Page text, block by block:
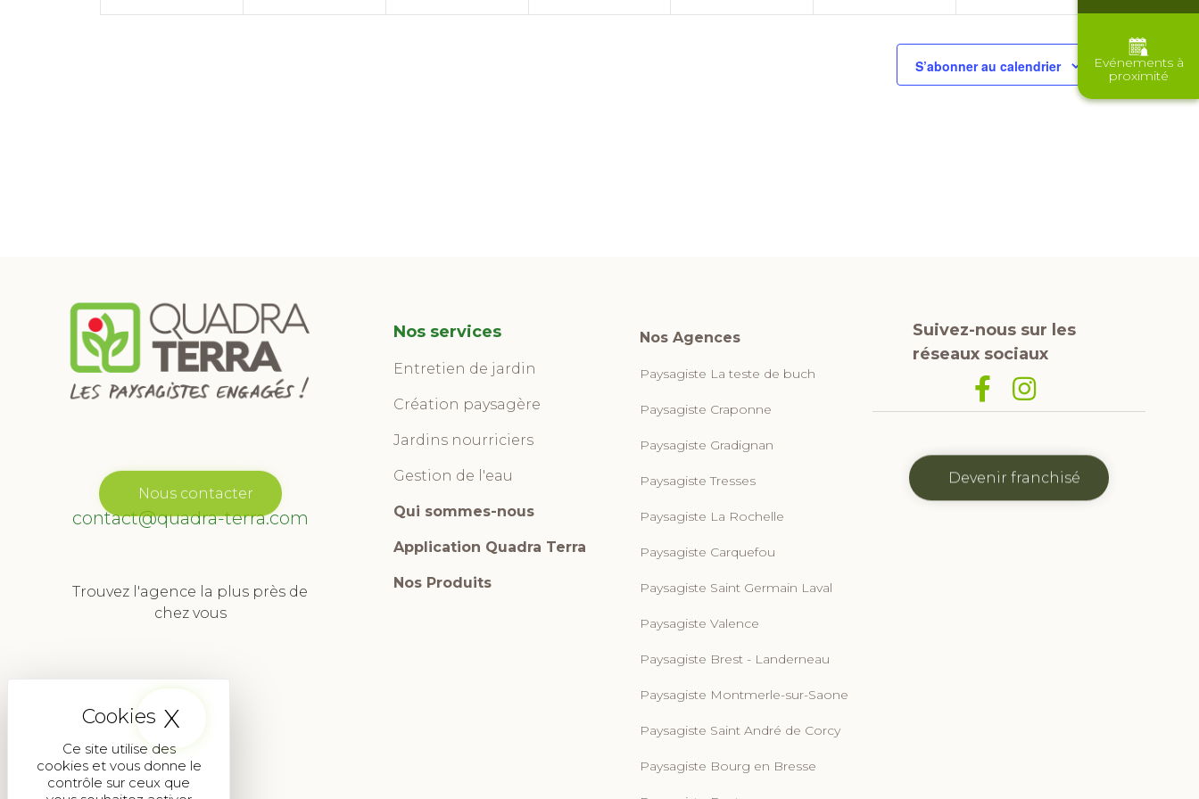
Ce site utilise des
cookies et vous donne le
contrôle sur ceux que
X
Evénements à
proximité
S’abonner au calendrier
Nous contacter
contact@quadra-terra.com
Trouvez l'agence la plus près de
chez vous
Agence autour de moi
Nos services
Entretien de jardin
Création paysagère
Jardins nourriciers
Gestion de l'eau
Qui sommes-nous
Application Quadra Terra
Nos Produits
Nos Agences
Paysagiste La teste de buch
Paysagiste Craponne
Paysagiste Gradignan
Paysagiste Tresses
Paysagiste La Rochelle
Paysagiste Carquefou
Paysagiste Saint Germain Laval
Paysagiste Valence
Paysagiste Brest - Landerneau
Paysagiste Montmerle-sur-Saone
Paysagiste Saint André de Corcy
Paysagiste Bourg en Bresse
Suivez-nous sur les
réseaux sociaux
Icône
Facebook
Icône
Instagram
Devenir franchisé